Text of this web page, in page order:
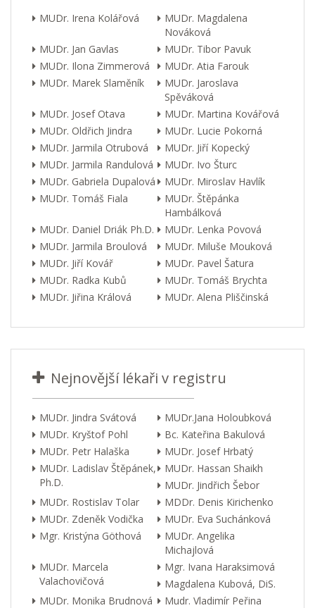
MUDr. Irena Kolářová
MUDr. Magdalena
Nováková
MUDr. Jan Gavlas
MUDr. Tibor Pavuk
MUDr. Ilona Zimmerová
MUDr. Atia Farouk
MUDr. Marek Slaměník
MUDr. Jaroslava
Spěváková
MUDr. Josef Otava
MUDr. Martina Kovářová
MUDr. Oldřich Jindra
MUDr. Lucie Pokorná
MUDr. Jarmila Otrubová
MUDr. Jiří Kopecký
MUDr. Jarmila Randulová
MUDr. Ivo Šturc
MUDr. Gabriela Dupalová
MUDr. Miroslav Havlík
MUDr. Tomáš Fiala
MUDr. Štěpánka
Hambálková
MUDr. Daniel Driák Ph.D.
MUDr. Lenka Povová
MUDr. Jarmila Broulová
MUDr. Miluše Mouková
MUDr. Jiří Kovář
MUDr. Pavel Šatura
MUDr. Radka Kubů
MUDr. Tomáš Brychta
MUDr. Jiřina Králová
MUDr. Alena Pliščinská
Nejnovější lékaři v registru
MUDr. Jindra Svátová
MUDr.Jana Holoubková
MUDr. Kryštof Pohl
Bc. Kateřina Bakulová
MUDr. Petr Halaška
MUDr. Josef Hrbatý
MUDr. Ladislav Štěpánek,
Ph.D.
MUDr. Hassan Shaikh
MUDr. Jindřich Šebor
MUDr. Rostislav Tolar
MDDr. Denis Kirichenko
MUDr. Zdeněk Vodička
MUDr. Eva Suchánková
Mgr. Kristýna Göthová
MUDr. Angelika
Michajlová
MUDr. Marcela
Valachovičová
Mgr. Ivana Haraksimová
Magdalena Kubová, DiS.
MUDr. Monika Brudnová
Mudr. Vladimír Peřina